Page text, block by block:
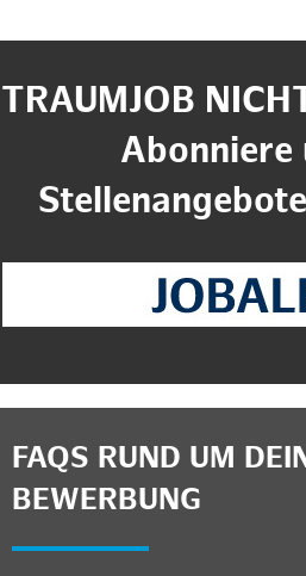
TRAUMJOB
Abonniere
FAQS RUND UM
BEWERBUNG